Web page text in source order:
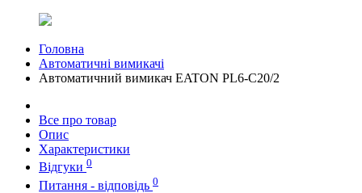
Головна
Автоматичні вимикачі
Автоматичний вимикач EATON PL6-C20/2
Все про товар
Опис
Характеристики
Відгуки 0
Питання - відповідь 0